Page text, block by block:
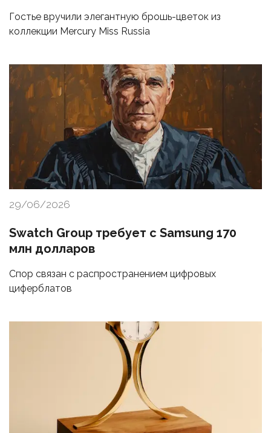
Гостье вручили элегантную брошь-цветок из
коллекции Mercury Miss Russia
29/06/2026
Swatch Group требует с Samsung 170
млн долларов
Спор связан с распространением цифровых
циферблатов